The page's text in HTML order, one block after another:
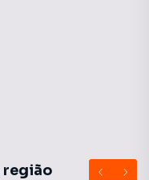
região